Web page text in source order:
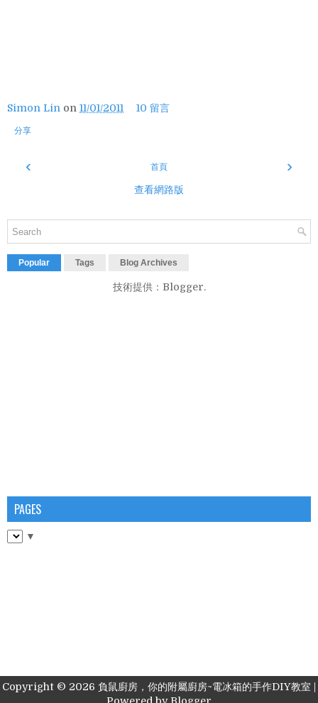
Simon Lin on 11/01/2011 10 留言
分享
‹ ›
首頁
查看網路版
Popular Tags Blog Archives
技術提供： Blogger.
PAGES
▼
Copyright © 2026 負鼠廚房，你的附屬廚房~電冰箱的手作DIY教室